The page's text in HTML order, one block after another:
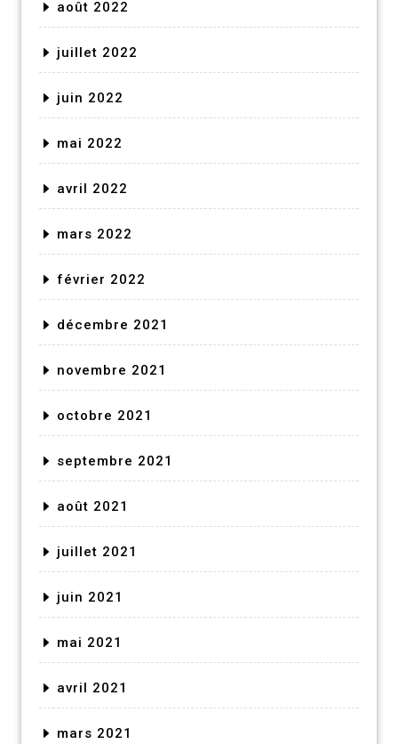
août 2022
juillet 2022
juin 2022
mai 2022
avril 2022
mars 2022
février 2022
décembre 2021
novembre 2021
octobre 2021
septembre 2021
août 2021
juillet 2021
juin 2021
mai 2021
avril 2021
mars 2021